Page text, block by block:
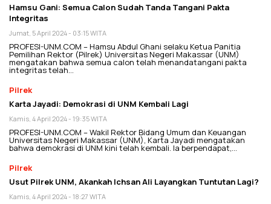
Hamsu Gani: Semua Calon Sudah Tanda Tangani Pakta
Integritas
Jumat, 5 April 2024 - 03:15 WITA
PROFESI-UNM.COM – Hamsu Abdul Ghani selaku Ketua Panitia
Pemilihan Rektor (Pilrek) Universitas Negeri Makassar (UNM)
mengatakan bahwa semua calon telah menandatangani pakta
integritas telah…
Pilrek
Karta Jayadi: Demokrasi di UNM Kembali Lagi
Kamis, 4 April 2024 - 19:35 WITA
PROFESI-UNM.COM – Wakil Rektor Bidang Umum dan Keuangan
Universitas Negeri Makassar (UNM), Karta Jayadi mengatakan
bahwa demokrasi di UNM kini telah kembali. Ia berpendapat,…
Pilrek
Usut Pilrek UNM, Akankah Ichsan Ali Layangkan Tuntutan Lagi?
Kamis, 4 April 2024 - 18:27 WITA